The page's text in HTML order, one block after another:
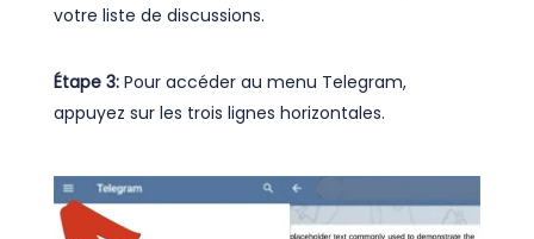
votre liste de discussions.
Étape 3: Pour accéder au menu Telegram,
appuyez sur les trois lignes horizontales.